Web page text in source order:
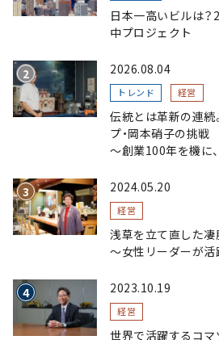
日本一高いビルは
中プロジェクト
2026.08.04
トレンド 経営
伝統とは革新の連続
プ・岡本硝子の挑戦
～創業100年を機に
略～
2024.05.20
経営
浅草を立て直した
〜女性リーダーが
2023.10.19
経営
世界で活躍するコ